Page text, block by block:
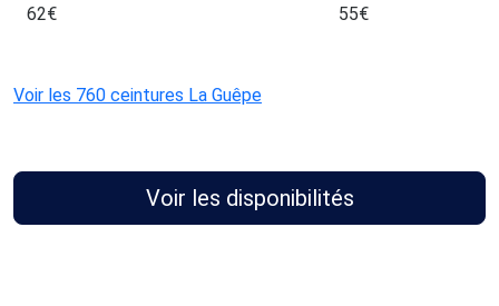
62€
55€
Voir les 760 ceintures La Guêpe
Voir les disponibilités